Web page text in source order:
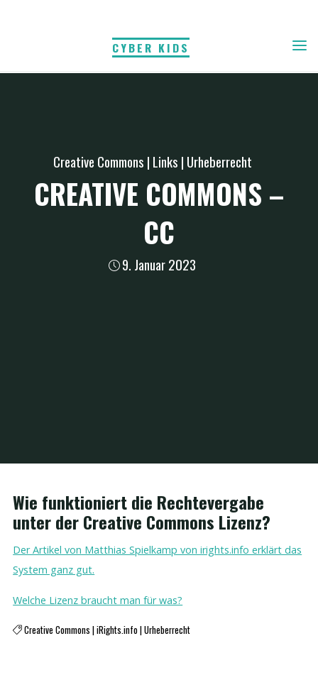
CYBER KIDS
Creative Commons | Links | Urheberrecht
CREATIVE COMMONS –
CC
9. Januar 2023
Wie funktioniert die Rechtevergabe
unter der Creative Commons Lizenz?
Der Artikel von Matthias Spielkamp von irights.info erklärt das
System ganz gut.
Welche Lizenz braucht man für was?
Creative Commons |iRights.info|Urheberrecht